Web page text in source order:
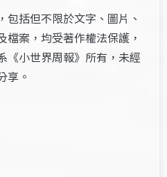
括但不限於文字、圖片、
案，均受著作權法保護，
《小世界周報》所有，未經
享。